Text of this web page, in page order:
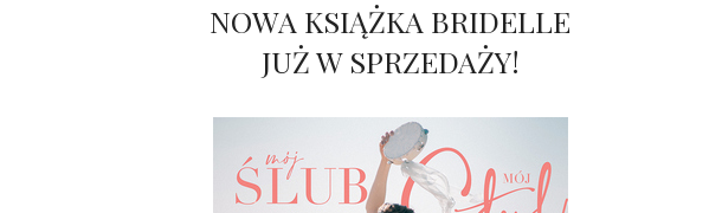
NOWA KSIĄŻKA BRIDELLE
JUŻ W SPRZEDAŻY!